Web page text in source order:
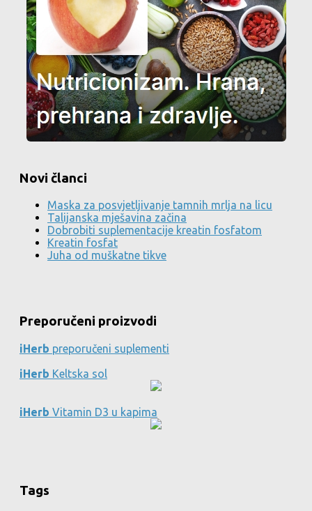
Novi članci
Maska za posvjetljivanje tamnih mrlja na licu
Talijanska mješavina začina
Dobrobiti suplementacije kreatin fosfatom
Kreatin fosfat
Juha od muškatne tikve
Preporučeni proizvodi
iHerb preporučeni suplementi
iHerb Keltska sol
iHerb Vitamin D3 u kapima
Tags